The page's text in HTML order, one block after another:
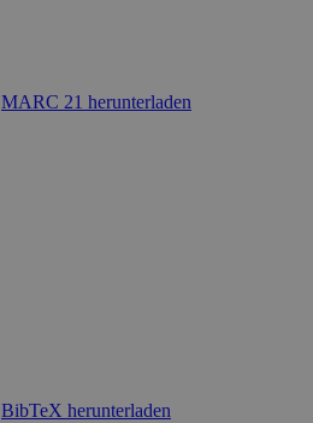
MARC 21 herunterladen
BibTeX herunterladen